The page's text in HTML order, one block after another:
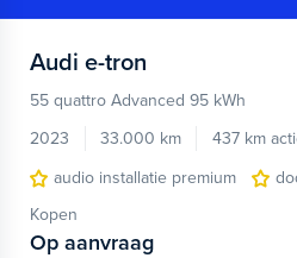
Audi e-tron
55 quattro Advanced 95 kWh
2023
33.000 km 437 km
audio installatie premium
Kopen
Op aanvraag